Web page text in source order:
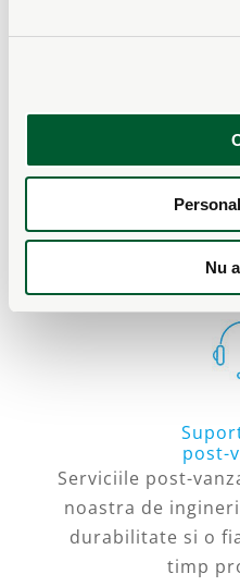
Nu
Pompele NIBE
rețeaua noastră
evalua,
potrivită de
casa
post-
Serviciile post-
noastra de
durabilitate si o
timp